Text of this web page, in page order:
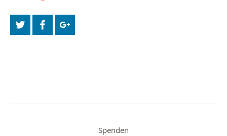
Spenden